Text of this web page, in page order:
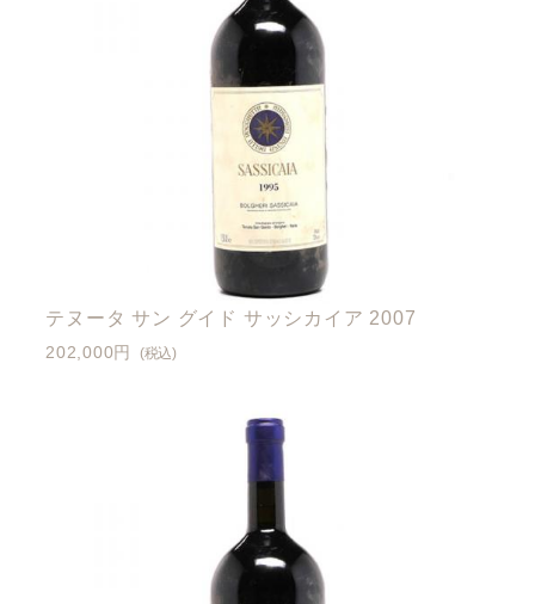
テヌータ サン グイド サッシカイア 2007
202,000円 (税込)